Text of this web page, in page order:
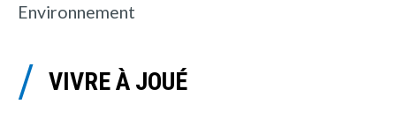
Environnement
VIVRE À JOUÉ